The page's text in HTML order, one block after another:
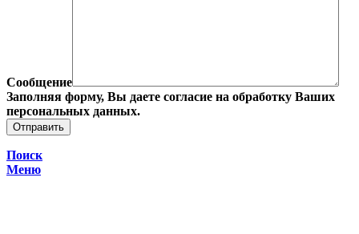
Сообщение
Заполняя форму, Вы даете согласие на обработку Ваших
персональных данных.
Поиск
Меню